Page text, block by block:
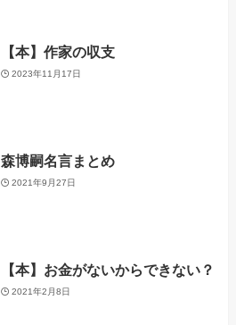
【本】作家の収支
2023年11月17日
森博嗣名言まとめ
2021年9月27日
【本】お金がないからできない？
2021年2月8日